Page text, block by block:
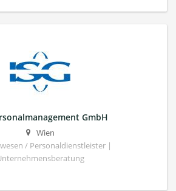
GmbH
Wien
/ Personaldienstleister |